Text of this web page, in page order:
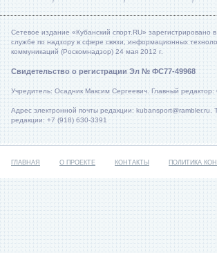
Сетевое издание «Кубанский спорт.RU» зарегистрировано
службе по надзору в сфере связи, информационных
коммуникаций (Роскомнадзор) 24 мая 2012 г.
Свидетельство о регистрации Эл № ФС77-49968
Учредитель: Осадник Максим Сергеевич. Главный
Адрес электронной почты редакции: kubansport@rambler.ru.
редакции: +7 (918) 630-3391
ГЛАВНАЯ О ПРОЕКТЕ КОНТАКТЫ ПОЛИТИКА